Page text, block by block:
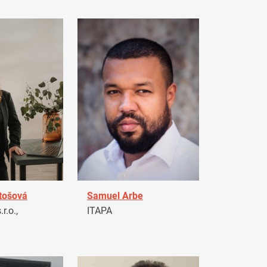
Samuel Arbe
ITAPA